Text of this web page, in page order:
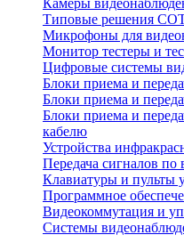
Камеры
Типовые решения
Микрофоны для
Монитор тестеры и
Цифровые системы
Блоки приема и
Блоки приема и
Блоки приема и
кабелю
Устройства
Передача сигналов по
Клавиатуры и пульты
Программное
Видеокоммутация и
Системы